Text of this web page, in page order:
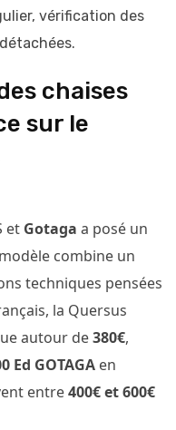
vérification des
chaises
sur le
et Gotaga a posé un
combine un
techniques pensées
la Quersus
autour de380€,
Ed GOTAGA en
entre400€ et 600€